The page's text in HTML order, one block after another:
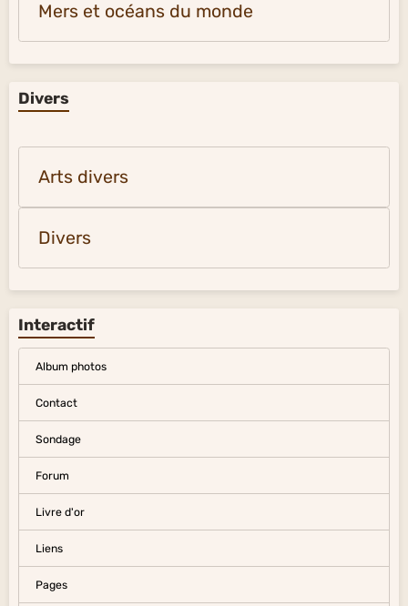
Mers et océans du monde
Divers
Arts divers
Divers
Interactif
Album photos
Contact
Sondage
Forum
Livre d'or
Liens
Pages